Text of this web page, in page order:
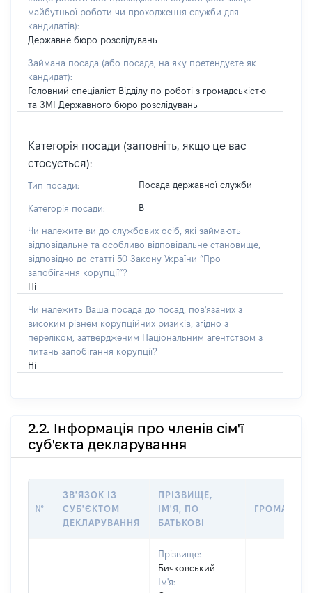
майбутньої роботи чи проходження служби для
кандидатів):
Державне бюро розслідувань
Займана посада (або посада, на яку претендуєте як
кандидат):
Головний спеціаліст Відділу по роботі з громадськістю
та ЗМІ Державного бюро розслідувань
Категорія посади (заповніть, якщо це вас
стосується):
Тип посади: Посада державної служби
Категорія посади: В
Чи належите ви до службових осіб, які займають
відповідальне та особливо відповідальне становище,
відповідно до статті 50 Закону України “Про
запобігання корупції”?
Ні
Чи належить Ваша посада до посад, пов'язаних з
високим рівнем корупційних ризиків, згідно з
переліком, затвердженим Національним агентством з
питань запобігання корупції?
Ні
2.2. Інформація про членів сім'ї
суб'єкта декларування
№
ЗВ'ЯЗОК ІЗ
СУБ'ЄКТОМ
ДЕКЛАРУВАННЯ
ПРІЗВИЩЕ,
ІМ'Я, ПО
БАТЬКОВІ
Прізвище:
Бичковський
Ім'я: